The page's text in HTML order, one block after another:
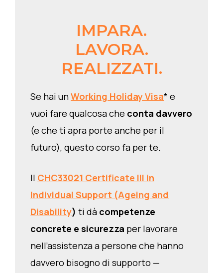
IMPARA.
LAVORA.
REALIZZATI.
Se hai unWorking Holiday Visa* e
vuoi fare qualcosa che conta davvero
(e che ti apra porte anche per il
futuro), questo corso fa per te.
Il CHC33021 Certificate III in
Individual Support (Ageing and
Disability) ti dà competenze
concrete e sicurezza per lavorare
nell’assistenza a persone che hanno
davvero bisogno di supporto —